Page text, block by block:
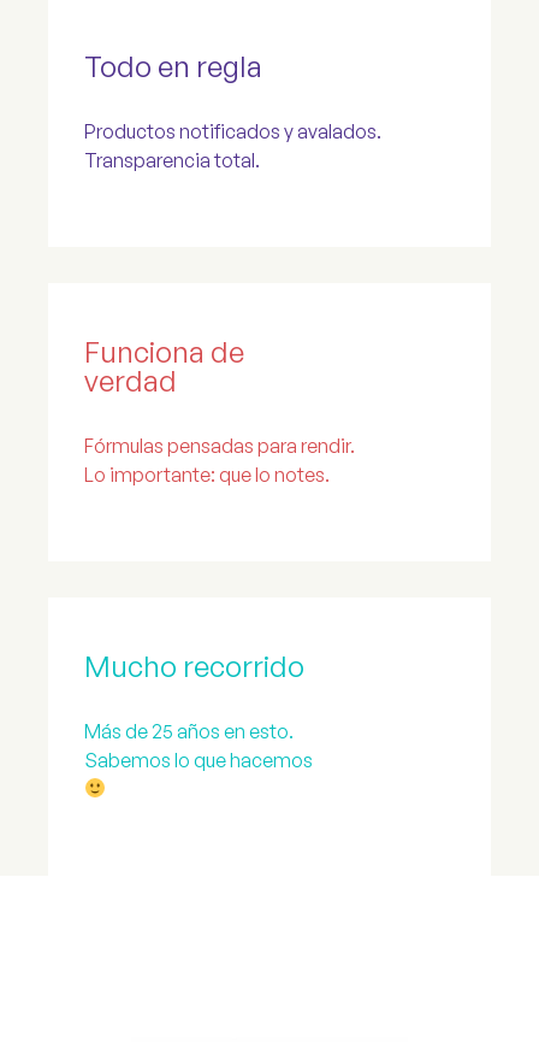
Todo en regla
Productos notificados y avalados.
Transparencia total.
Funciona de
verdad
Fórmulas pensadas para rendir.
Lo importante: que lo notes.
Mucho recorrido
Más de 25 años en esto.
Sabemos lo que hacemos